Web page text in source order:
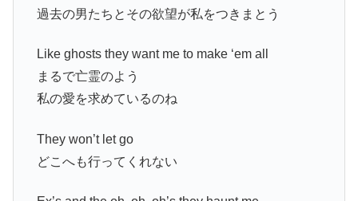
過去の男たちとその欲望が私をつきまとう
Like ghosts they want me to make ‘em all
まるで亡霊のよう
私の愛を求めているのね
They won’t let go
どこへも行ってくれない